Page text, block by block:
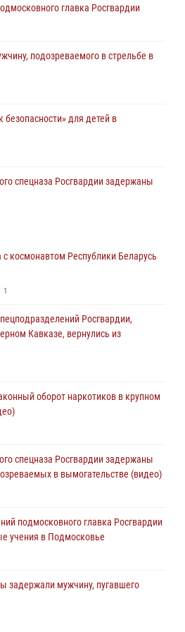
главка Росгвардии
подозреваемого в стрельбе в
для детей в
спецназа Росгвардии задержаны
подмосковного главка Росгвардии
на комплексных учениях
7386 раз выезжали по
объектов в Подмосковье
(видео)
космонавтом Республики Беларусь
1
Росгвардии,
Кавказе, вернулись из
оборот наркотиков в крупном
спецназа Росгвардии задержаны
в вымогательстве (видео)
подмосковного главка Росгвардии
учения в Подмосковье
задержали мужчину, пугавшего